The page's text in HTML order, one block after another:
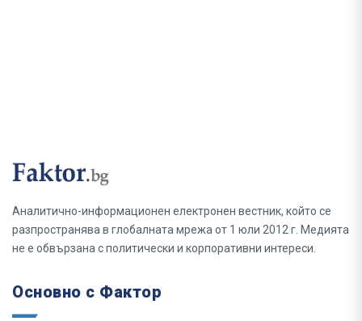
Аналитично-информационен електронен вестник, който се
разпространява в глобалната мрежа от 1 юли 2012 г. Медията
не е обвързана с политически и корпоративни интереси.
Основно с Фактор